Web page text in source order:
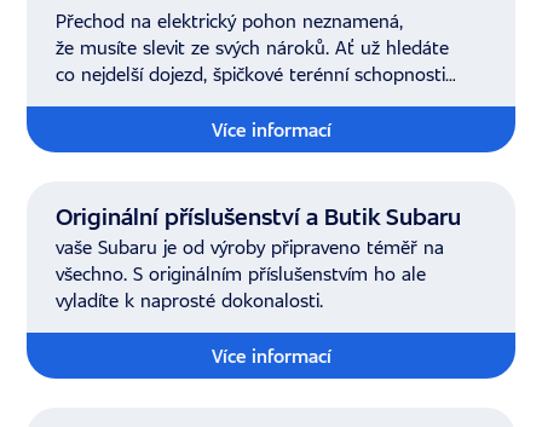
Přechod na elektrický pohon neznamená,
že musíte slevit ze svých nároků. Ať už hledáte
co nejdelší dojezd, špičkové terénní schopnosti
nebo dynamiku.
Více informací
Originální příslušenství a Butik Subaru
vaše Subaru je od výroby připraveno téměř na
všechno. S originálním příslušenstvím ho ale
vyladíte k naprosté dokonalosti.
Více informací